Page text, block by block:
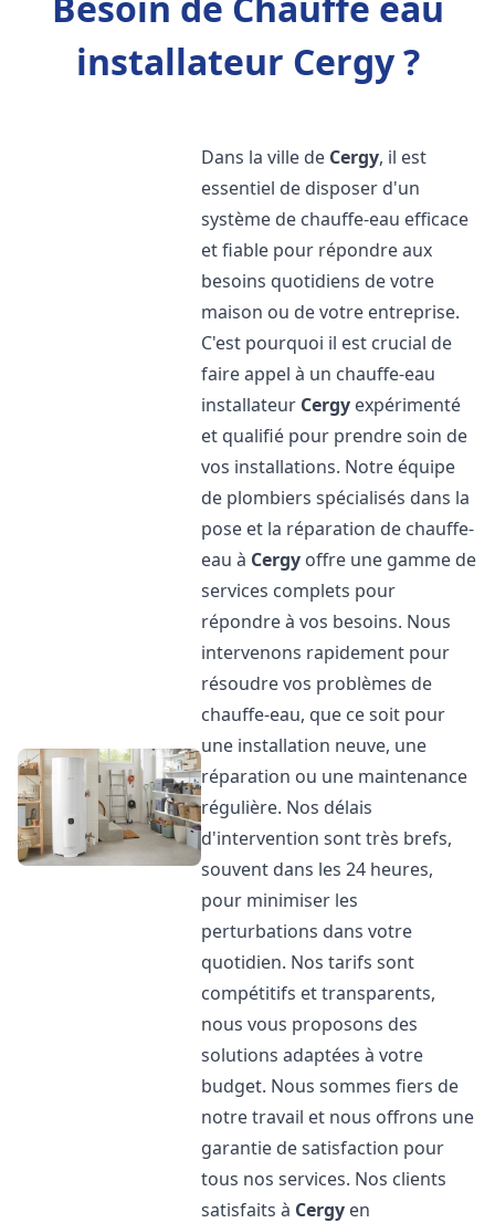
installateur Cergy ?
Dans la ville de Cergy, il est
essentiel de disposer d'un
système de chauffe-eau efficace
et fiable pour répondre aux
besoins quotidiens de votre
maison ou de votre entreprise.
C'est pourquoi il est crucial de
faire appel à un chauffe-eau
installateur Cergy expérimenté
et qualifié pour prendre soin de
vos installations. Notre équipe
de plombiers spécialisés dans la
pose et la réparation de chauffe-
eau à Cergy offre une gamme de
services complets pour
répondre à vos besoins. Nous
intervenons rapidement pour
résoudre vos problèmes de
chauffe-eau, que ce soit pour
une installation neuve, une
réparation ou une maintenance
régulière. Nos délais
d'intervention sont très brefs,
souvent dans les 24 heures,
pour minimiser les
perturbations dans votre
quotidien. Nos tarifs sont
compétitifs et transparents,
nous vous proposons des
solutions adaptées à votre
budget. Nous sommes fiers de
notre travail et nous offrons une
garantie de satisfaction pour
tous nos services. Nos clients
satisfaits à Cergy en